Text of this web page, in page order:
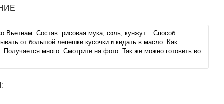
Состав: рисовая мука, соль, кунжут... Способ
от большой лепешки кусочки и кидать в масло. Как
много. Смотрите на фото. Так же можно готовить во